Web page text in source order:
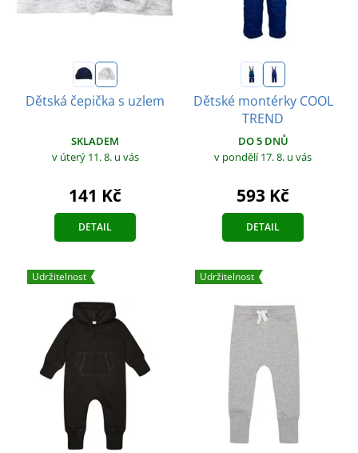
Dětská čepička s uzlem
SKLADEM
v úterý 11. 8. u vás
141 Kč
DETAIL
Dětské montérky COOL
TREND
DO 5 DNŮ
v pondělí 17. 8. u vás
593 Kč
DETAIL
Udržitelnost Udržitelnost